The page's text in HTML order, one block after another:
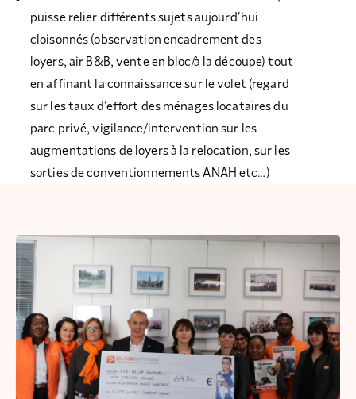
puisse relier différents sujets aujourd’hui
cloisonnés (observation encadrement des
loyers, air B&B, vente en bloc/à la découpe) tout
en affinant la connaissance sur le volet (regard
sur les taux d’effort des ménages locataires du
parc privé, vigilance/intervention sur les
augmentations de loyers à la relocation, sur les
sorties de conventionnements ANAH etc…)